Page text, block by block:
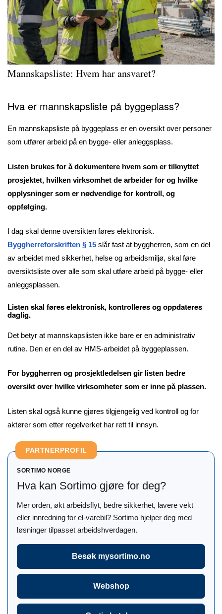
Mannskapsliste: Hvem har ansvaret?
Hva er mannskapsliste på byggeplass?
En mannskapsliste på byggeplass er en oversikt over personer
som utfører arbeid på en bygge- eller anleggsplass.
Listen brukes for å dokumentere hvem som er tilknyttet
prosjektet, hvilken virksomhet de arbeider for og hvilke
opplysninger som er nødvendige for kontroll, og
oppfølging.
I dag skal denne oversikten føres elektronisk.
Byggherreforskriften § 15 slår fast at byggherren, som en del
av arbeidet med sikkerhet, helse og arbeidsmiljø, skal føre
oversiktsliste over alle som skal utføre arbeid på bygge- eller
anleggsplassen.
Listen skal føres elektronisk, kontrolleres og oppdateres
daglig.
Det betyr at mannskapslisten ikke bare er en administrativ
rutine. Den er en del av HMS-arbeidet på byggeplassen.
For byggherren og prosjektledelsen gir listen bedre
oversikt over hvilke virksomheter som er inne på plassen.
Listen skal også kunne gjøres tilgjengelig ved kontroll og for
aktører som etter regelverket har rett til innsyn.
PARTNERPROFIL
SORTIMO NORGE
Hva kan Sortimo gjøre for deg?
Mer orden, økt arbeidsflyt, bedre sikkerhet, lavere vekt
eller innredning for el-varebil? Sortimo hjelper deg med
løsninger tilpasset arbeidshverdagen.
Besøk mysortimo.no
Webshop